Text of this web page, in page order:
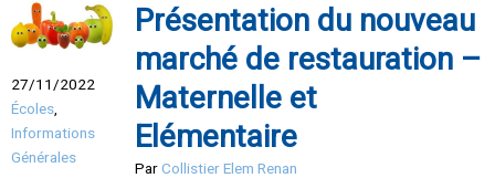
27/11/2022
Écoles,
Informations
Générales
Présentation du nouveau
marché de restauration –
Maternelle et
Elémentaire
ParCollistier Elem Renan